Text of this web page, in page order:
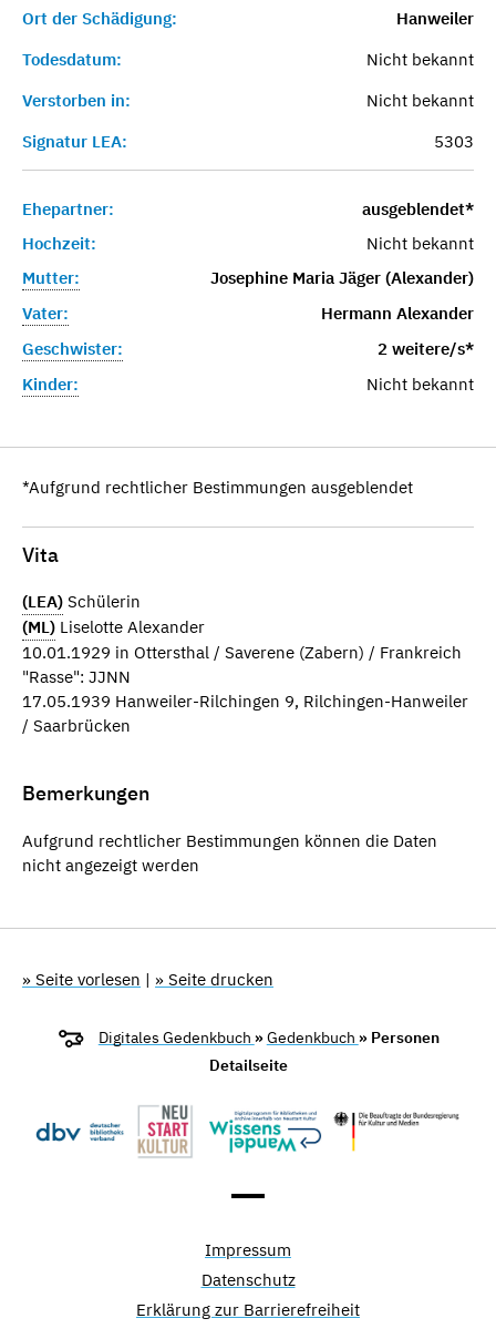
Ort der Schädigung:
Hanweiler
Todesdatum:
Nicht bekannt
Verstorben in:
Nicht bekannt
Signatur LEA:
5303
Ehepartner:
ausgeblendet*
Hochzeit:
Nicht bekannt
Mutter:
Josephine Maria Jäger (Alexander)
Vater:
Hermann Alexander
Geschwister:
2 weitere/s*
Kinder:
Nicht bekannt
*Aufgrund rechtlicher Bestimmungen ausgeblendet
Vita
(LEA) Schülerin
(ML) Liselotte Alexander
10.01.1929 in Ottersthal / Saverene (Zabern) / Frankreich
"Rasse": JJNN
17.05.1939 Hanweiler-Rilchingen 9, Rilchingen-Hanweiler
/ Saarbrücken
Bemerkungen
Aufgrund rechtlicher Bestimmungen können die Daten
nicht angezeigt werden
» Seite vorlesen | » Seite drucken
Digitales Gedenkbuch »Gedenkbuch » Personen
Detailseite
Impressum
Datenschutz
Erklärung zur Barrierefreiheit